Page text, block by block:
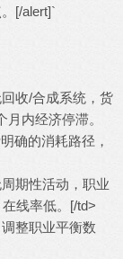
[/alert]`
收/合成系统，货
内经济停滞。
确的消耗路径，
期性活动，职业
线率低。[/td>
整职业平衡数